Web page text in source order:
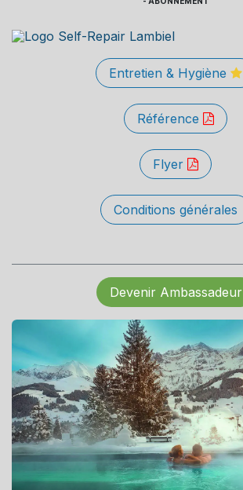
Entretien & Hygiène
Référence
Flyer
Conditions générales
Devenir Ambassadeur